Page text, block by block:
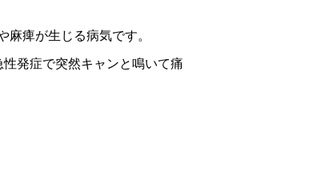
痺が生じる病気です。
発症で突然キャンと鳴いて痛